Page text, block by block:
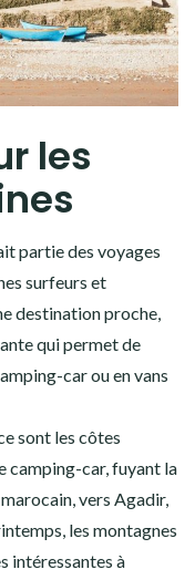
les
partie des voyages
surfeurs et
destination proche,
qui permet de
car ou en vans
sont les côtes
camping-car, fuyant la
vers Agadir,
les montagnes
intéressantes à